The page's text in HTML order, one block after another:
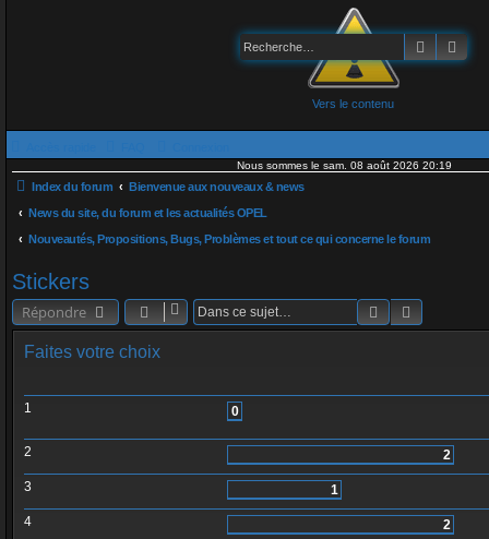
Vers le contenu
Nous sommes le sam. 08 août 2026 20:19
Index du forum
Bienvenue aux nouveaux & news
News du site, du forum et les actualités OPEL
Nouveautés, Propositions, Bugs, Problèmes et tout ce qui concerne le forum
Stickers
Répondre Rechercher
Faites votre choix
1 0
2 2
3 1
4 2